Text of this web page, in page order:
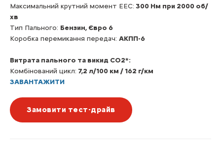
Максимальний крутний момент EEC: 300 Нм при 2000 об/
хв
Тип Пального: Бензин, Євро 6
Коробка перемикання передач: АКПП-6
Витрата пального та викид CO2*:
Комбінований цикл: 7,2 л/100 км / 162 г/км
ЗАВАНТАЖИТИ
Замовити тест-драйв